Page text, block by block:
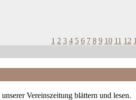
1 2 3 4 5 6 7 8 9 10 11 12
Vereinszeitung blättern und lesen.